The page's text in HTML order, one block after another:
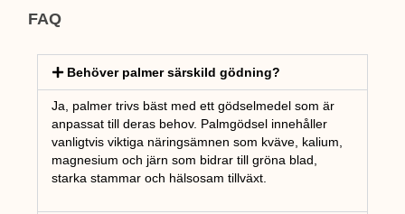
FAQ
Behöver palmer särskild gödning?
Ja, palmer trivs bäst med ett gödselmedel som är
anpassat till deras behov. Palmgödsel innehåller
vanligtvis viktiga näringsämnen som kväve, kalium,
magnesium och järn som bidrar till gröna blad,
starka stammar och hälsosam tillväxt.